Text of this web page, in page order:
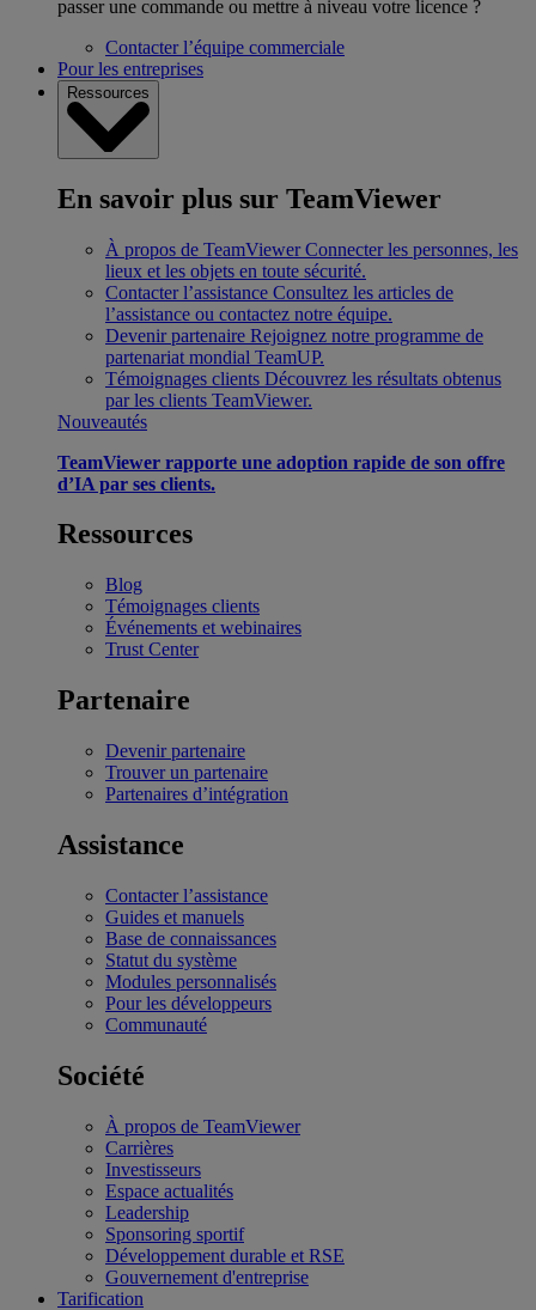
passer une commande ou mettre à niveau votre licence ?
Contacter l’équipe commerciale
Pour les entreprises
Ressources
En savoir plus sur TeamViewer
À propos de TeamViewer Connecter les personnes, les
lieux et les objets en toute sécurité.
Contacter l’assistance Consultez les articles de
l’assistance ou contactez notre équipe.
Devenir partenaire Rejoignez notre programme de
partenariat mondial TeamUP.
Témoignages clients Découvrez les résultats obtenus
par les clients TeamViewer.
Nouveautés
TeamViewer rapporte une adoption rapide de son offre
d’IA par ses clients.
Ressources
Blog
Témoignages clients
Événements et webinaires
Trust Center
Partenaire
Devenir partenaire
Trouver un partenaire
Partenaires d’intégration
Assistance
Contacter l’assistance
Guides et manuels
Base de connaissances
Statut du système
Modules personnalisés
Pour les développeurs
Communauté
Société
À propos de TeamViewer
Carrières
Investisseurs
Espace actualités
Leadership
Sponsoring sportif
Développement durable et RSE
Gouvernement d'entreprise
Tarification